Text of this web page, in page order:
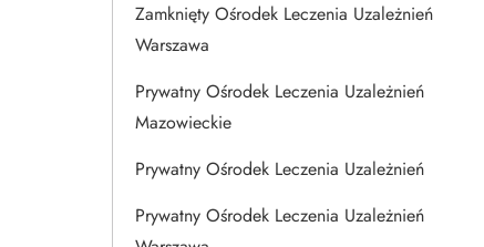
Zamknięty Ośrodek Leczenia Uzależnień
Warszawa
Prywatny Ośrodek Leczenia Uzależnień
Mazowieckie
Prywatny Ośrodek Leczenia Uzależnień
Prywatny Ośrodek Leczenia Uzależnień